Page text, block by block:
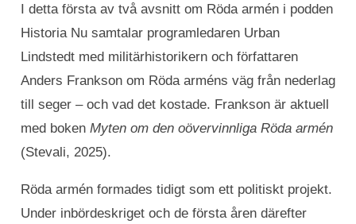
I detta första av två avsnitt om Röda armén i podden
Historia Nu samtalar programledaren Urban
Lindstedt med militärhistorikern och författaren
Anders Frankson om Röda arméns väg från nederlag
till seger – och vad det kostade. Frankson är aktuell
med boken Myten om den oövervinnliga Röda armén
(Stevali, 2025).
Röda armén formades tidigt som ett politiskt projekt.
Under inbördeskriget och de första åren därefter